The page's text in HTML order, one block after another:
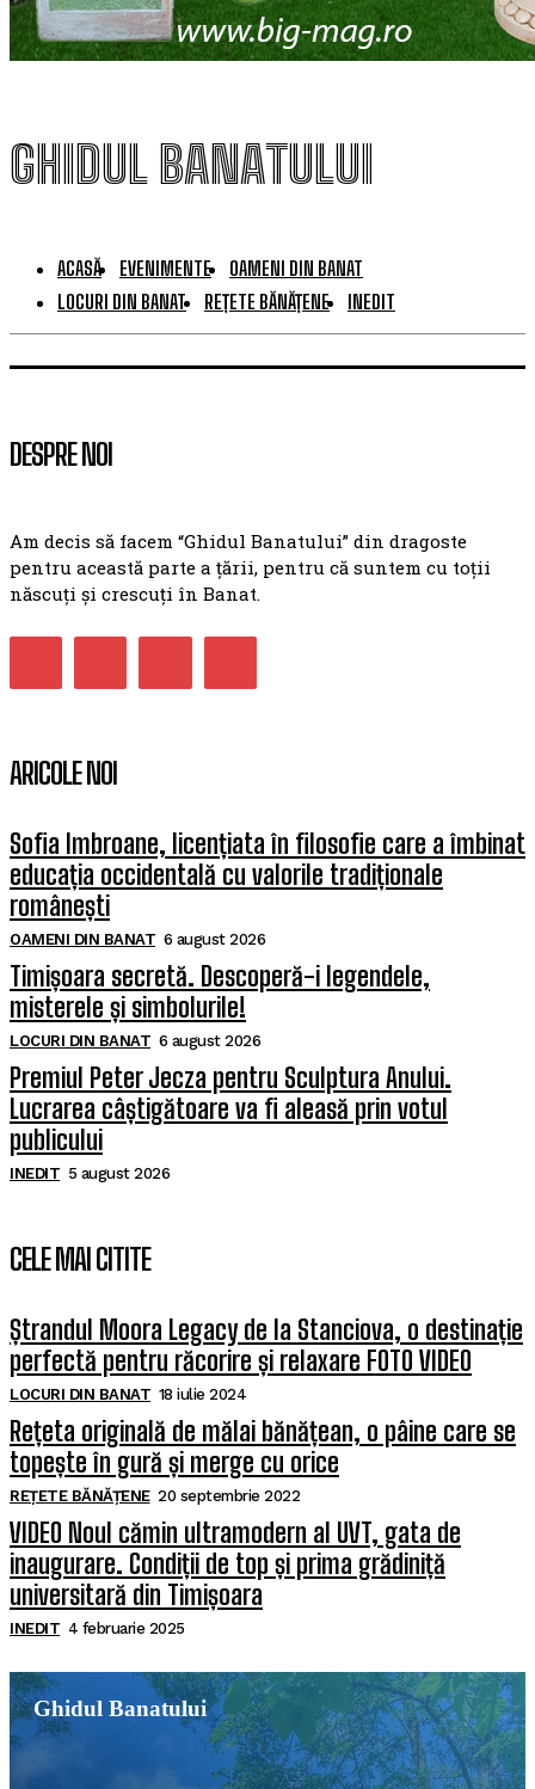
GHIDUL BANATULUI
ACASĂ EVENIMENTE
OAMENI DIN BANAT
LOCURI DIN BANAT
REȚETE BĂNĂȚENE INEDIT
DESPRE NOI
Am decis să facem “Ghidul Banatului” din dragoste
pentru această parte a țării, pentru că suntem cu toții
născuți și crescuți în Banat.
ARICOLE NOI
Sofia Imbroane, licențiata în filosofie care a îmbinat
educația occidentală cu valorile tradiționale
românești
OAMENI DIN BANAT 6 august 2026
Timișoara secretă. Descoperă-i legendele,
misterele și simbolurile!
LOCURI DIN BANAT 6 august 2026
Premiul Peter Jecza pentru Sculptura Anului.
Lucrarea câștigătoare va fi aleasă prin votul
publicului
INEDIT 5 august 2026
CELE MAI CITITE
Ștrandul Moora Legacy de la Stanciova, o destinație
perfectă pentru răcorire și relaxare FOTO VIDEO
LOCURI DIN BANAT 18 iulie 2024
Rețeta originală de mălai bănățean, o pâine care se
topește în gură și merge cu orice
REȚETE BĂNĂȚENE 20 septembrie 2022
VIDEO Noul cămin ultramodern al UVT, gata de
inaugurare. Condiții de top și prima grădiniță
universitară din Timișoara
INEDIT 4 februarie 2025
Ghidul Banatului